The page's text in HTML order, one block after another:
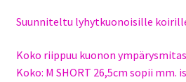
Suunniteltu lyhytkuonoisille
Koko riippuu kuonon
Koko: M SHORT 26,5cm sopii mm.